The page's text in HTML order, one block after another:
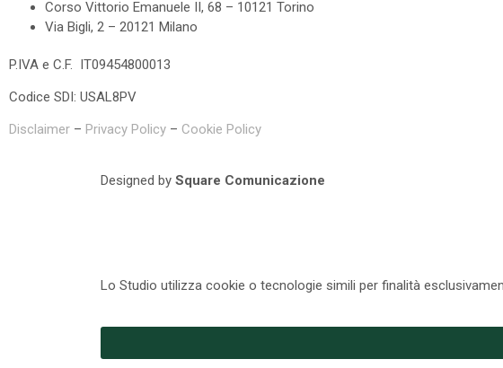
Corso Vittorio Emanuele II, 68 – 10121 Torino
Via Bigli, 2 – 20121 Milano
P.IVA e C.F. IT09454800013
Codice SDI: USAL8PV
Disclaimer – Privacy Policy – Cookie Policy
Designed by Square Comunicazione
Lo Studio utilizza cookie o tecnologie simili per finalità